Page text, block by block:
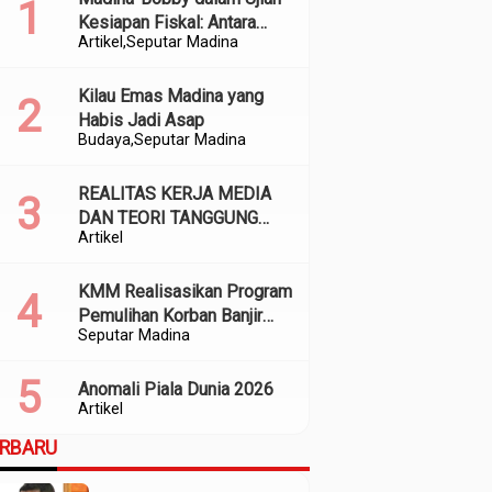
Artikel Seputar Madina
Kesiapan Fiskal: Antara
Kedekatan Politik dan
BudayaSeputar Madina
Kilau Emas Madina yang
Habis Jadi Asap
Artikel
REALITAS KERJA MEDIA
DAN TEORI TANGGUNG
JAWAB SOSIAL
Seputar Madina
KMM Realisasikan Program
Pemulihan Korban Banjir
dan Longsor di Kabupaten
Artikel
Anomali Piala Dunia 2026